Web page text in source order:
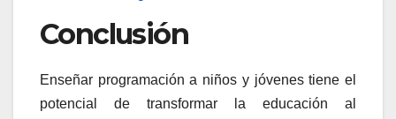
Conclusión
Enseñar programación a niños y jóvenes tiene el
potencial de transformar la educación al